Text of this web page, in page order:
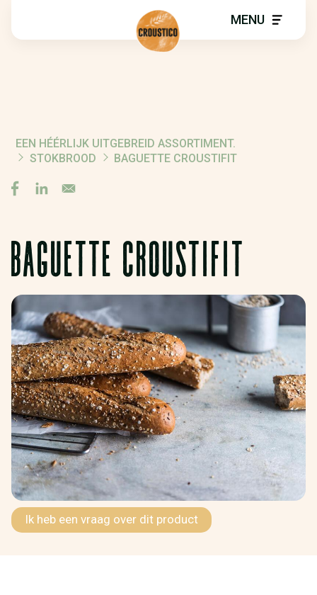
MENU
BREADCRUMB
EEN HÉÉRLIJK UITGEBREID ASSORTIMENT.
STOKBROOD
BAGUETTE CROUSTIFIT
BAGUETTE CROUSTIFIT
Ik heb een vraag over dit product